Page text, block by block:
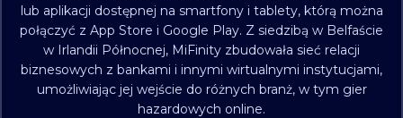
lub aplikacji dostępnej na smartfony i tablety, którą można
połączyć z App Store i Google Play. Z siedzibą w Belfaście
w Irlandii Północnej, MiFinity zbudowała sieć relacji
biznesowych z bankami i innymi wirtualnymi instytucjami,
umożliwiając jej wejście do różnych branż, w tym gier
hazardowych online.